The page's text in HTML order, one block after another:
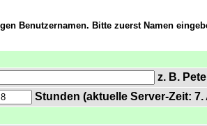
Benutzernamen. Bitte zuerst Namen
z. B.
Stunden (aktuelle Server-Zeit: 7.